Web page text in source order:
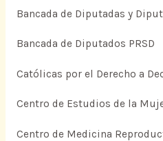
Bancada de Diputadas y
Bancada de Diputados PRSD
Católicas por el Derecho a
Centro de Estudios de la
Centro de Medicina